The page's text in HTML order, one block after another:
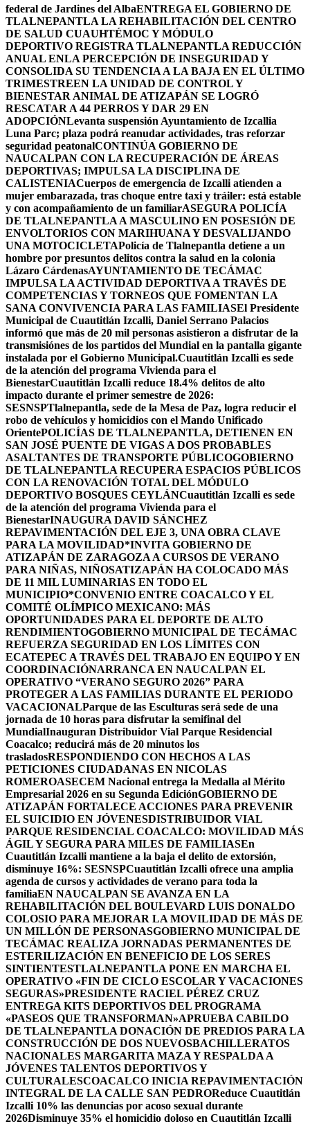
federal de Jardines del AlbaENTREGA EL GOBIERNO DE
TLALNEPANTLA LA REHABILITACIÓN DEL CENTRO
DE SALUD CUAUHTÉMOC Y MÓDULO
DEPORTIVO REGISTRA TLALNEPANTLA REDUCCIÓN
ANUAL ENLA PERCEPCIÓN DE INSEGURIDAD Y
CONSOLIDA SU TENDENCIA A LA BAJA EN EL ÚLTIMO
TRIMESTREEN LA UNIDAD DE CONTROL Y
BIENESTAR ANIMAL DE ATIZAPÁN SE LOGRÓ
RESCATAR A 44 PERROS Y DAR 29 EN
ADOPCIÓNLevanta suspensión Ayuntamiento de Izcallia
Luna Parc; plaza podrá reanudar actividades, tras reforzar
seguridad peatonalCONTINÚA GOBIERNO DE
NAUCALPAN CON LA RECUPERACIÓN DE ÁREAS
DEPORTIVAS; IMPULSA LA DISCIPLINA DE
CALISTENIACuerpos de emergencia de Izcalli atienden a
mujer embarazada, tras choque entre taxi y tráiler: está estable
y con acompañamiento de un familiarASEGURA POLICÍA
DE TLALNEPANTLA A MASCULINO EN POSESIÓN DE
ENVOLTORIOS CON MARIHUANA Y DESVALIJANDO
UNA MOTOCICLETAPolicía de Tlalnepantla detiene a un
hombre por presuntos delitos contra la salud en la colonia
Lázaro CárdenasAYUNTAMIENTO DE TECÁMAC
IMPULSA LA ACTIVIDAD DEPORTIVA A TRAVÉS DE
COMPETENCIAS Y TORNEOS QUE FOMENTAN LA
SANA CONVIVENCIA PARA LAS FAMILIASEl Presidente
Municipal de Cuautitlán Izcalli, Daniel Serrano Palacios
informó que más de 20 mil personas asistieron a disfrutar de la
transmisiónes de los partidos del Mundial en la pantalla gigante
instalada por el Gobierno Municipal.Cuautitlán Izcalli es sede
de la atención del programa Vivienda para el
BienestarCuautitlán Izcalli reduce 18.4% delitos de alto
impacto durante el primer semestre de 2026:
SESNSPTlalnepantla, sede de la Mesa de Paz, logra reducir el
robo de vehículos y homicidios con el Mando Unificado
OrientePOLICÍAS DE TLALNEPANTLA, ​DETIENEN EN
SAN JOSÉ PUENTE DE VIGAS A DOS PROBABLES
ASALTANTES DE TRANSPORTE PÚBLICOGOBIERNO
DE TLALNEPANTLA RECUPERA ESPACIOS PÚBLICOS
CON LA RENOVACIÓN TOTAL DEL MÓDULO
DEPORTIVO BOSQUES CEYLÁNCuautitlán Izcalli es sede
de la atención del programa Vivienda para el
BienestarINAUGURA DAVID SÁNCHEZ
REPAVIMENTACIÓN DEL EJE 3, UNA OBRA CLAVE
PARA LA MOVILIDAD*INVITA GOBIERNO DE
ATIZAPÁN DE ZARAGOZA A CURSOS DE VERANO
PARA NIÑAS, NIÑOSATIZAPÁN HA COLOCADO MÁS
DE 11 MIL LUMINARIAS EN TODO EL
MUNICIPIO*CONVENIO ENTRE COACALCO Y EL
COMITÉ OLÍMPICO MEXICANO: MÁS
OPORTUNIDADES PARA EL DEPORTE DE ALTO
RENDIMIENTOGOBIERNO MUNICIPAL DE TECÁMAC
REFUERZA SEGURIDAD EN LOS LÍMITES CON
ECATEPEC A TRAVÉS DEL TRABAJO EN EQUIPO Y EN
COORDINACIÓNARRANCA EN NAUCALPAN EL
OPERATIVO “VERANO SEGURO 2026” PARA
PROTEGER A LAS FAMILIAS DURANTE EL PERIODO
VACACIONALParque de las Esculturas será sede de una
jornada de 10 horas para disfrutar la semifinal del
MundialInauguran Distribuidor Vial Parque Residencial
Coacalco; reducirá más de 20 minutos los
trasladosRESPONDIENDO CON HECHOS A LAS
PETICIONES CIUDADANAS EN NICOLAS
ROMEROASECEM Nacional entrega la Medalla al Mérito
Empresarial 2026 en su Segunda EdiciónGOBIERNO DE
ATIZAPÁN FORTALECE ACCIONES PARA PREVENIR
EL SUICIDIO EN JÓVENESDISTRIBUIDOR VIAL
PARQUE RESIDENCIAL COACALCO: MOVILIDAD MÁS
ÁGIL Y SEGURA PARA MILES DE FAMILIASEn
Cuautitlán Izcalli mantiene a la baja el delito de extorsión,
disminuye 16%: SESNSPCuautitlán Izcalli ofrece una amplia
agenda de cursos y actividades de verano para toda la
familiaEN NAUCALPAN SE AVANZA EN LA
REHABILITACIÓN DEL BOULEVARD LUIS DONALDO
COLOSIO PARA MEJORAR LA MOVILIDAD DE MÁS DE
UN MILLÓN DE PERSONASGOBIERNO MUNICIPAL DE
TECÁMAC REALIZA JORNADAS PERMANENTES DE
ESTERILIZACIÓN EN BENEFICIO DE LOS SERES
SINTIENTESTLALNEPANTLA PONE EN MARCHA EL
OPERATIVO «FIN DE CICLO ESCOLAR Y VACACIONES
SEGURAS»PRESIDENTE RACIEL PÉREZ CRUZ
ENTREGA KITS DEPORTIVOS DEL PROGRAMA
«PASEOS QUE TRANSFORMAN»APRUEBA CABILDO
DE TLALNEPANTLA DONACIÓN DE PREDIOS PARA LA
CONSTRUCCIÓN DE DOS NUEVOSBACHILLERATOS
NACIONALES MARGARITA MAZA Y RESPALDA A
JÓVENES TALENTOS DEPORTIVOS Y
CULTURALESCOACALCO INICIA REPAVIMENTACIÓN
INTEGRAL DE LA CALLE SAN PEDROReduce Cuautitlán
Izcalli 10% las denuncias por acoso sexual durante
2026Disminuye 35% el homicidio doloso en Cuautitlán Izcalli